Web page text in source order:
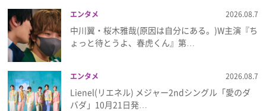
エンタメ 2026.08.7
中川翼・桜木雅哉(原因は自分にある。)W主演『ち
ょっと待とうよ、春虎くん』第…
エンタメ 2026.08.7
Lienel(リエネル) メジャー2ndシングル「愛のダ
バダ」10月21日発…